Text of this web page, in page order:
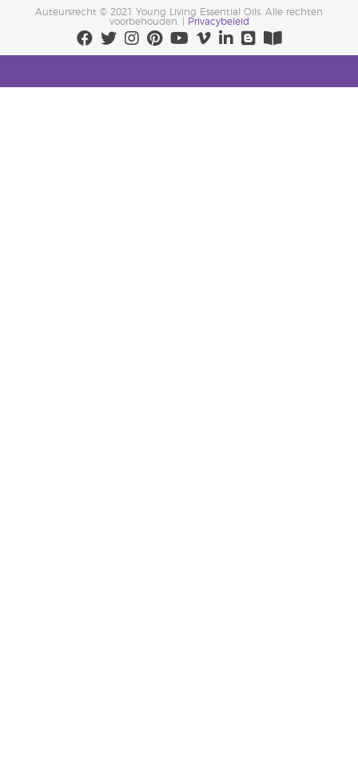
Auteursrecht © 2021 Young Living Essential Oils. Alle rechten
voorbehouden. |
Privacybeleid